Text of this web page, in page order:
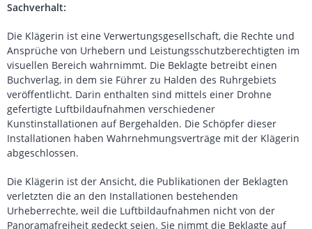
Sachverhalt:
Die Klägerin ist eine Verwertungsgesellschaft, die Rechte und
Ansprüche von Urhebern und Leistungsschutzberechtigten im
visuellen Bereich wahrnimmt. Die Beklagte betreibt einen
Buchverlag, in dem sie Führer zu Halden des Ruhrgebiets
veröffentlicht. Darin enthalten sind mittels einer Drohne
gefertigte Luftbildaufnahmen verschiedener
Kunstinstallationen auf Bergehalden. Die Schöpfer dieser
Installationen haben Wahrnehmungsverträge mit der Klägerin
abgeschlossen.
Die Klägerin ist der Ansicht, die Publikationen der Beklagten
verletzten die an den Installationen bestehenden
Urheberrechte, weil die Luftbildaufnahmen nicht von der
Panoramafreiheit gedeckt seien. Sie nimmt die Beklagte auf